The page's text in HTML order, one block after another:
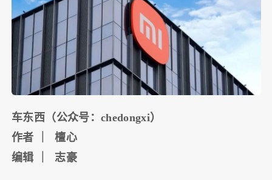
车东西（公众号：chedongxi）
作者 ｜ 檀心
编辑 ｜ 志豪